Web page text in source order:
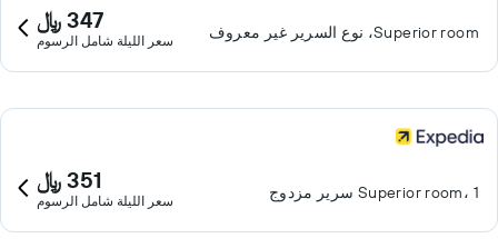
Superior room، نوع السرير غير معروف 347 ﷼
سعر الليلة شامل الرسوم
Superior room، 1 سرير مزدوج 351 ﷼
سعر الليلة شامل الرسوم